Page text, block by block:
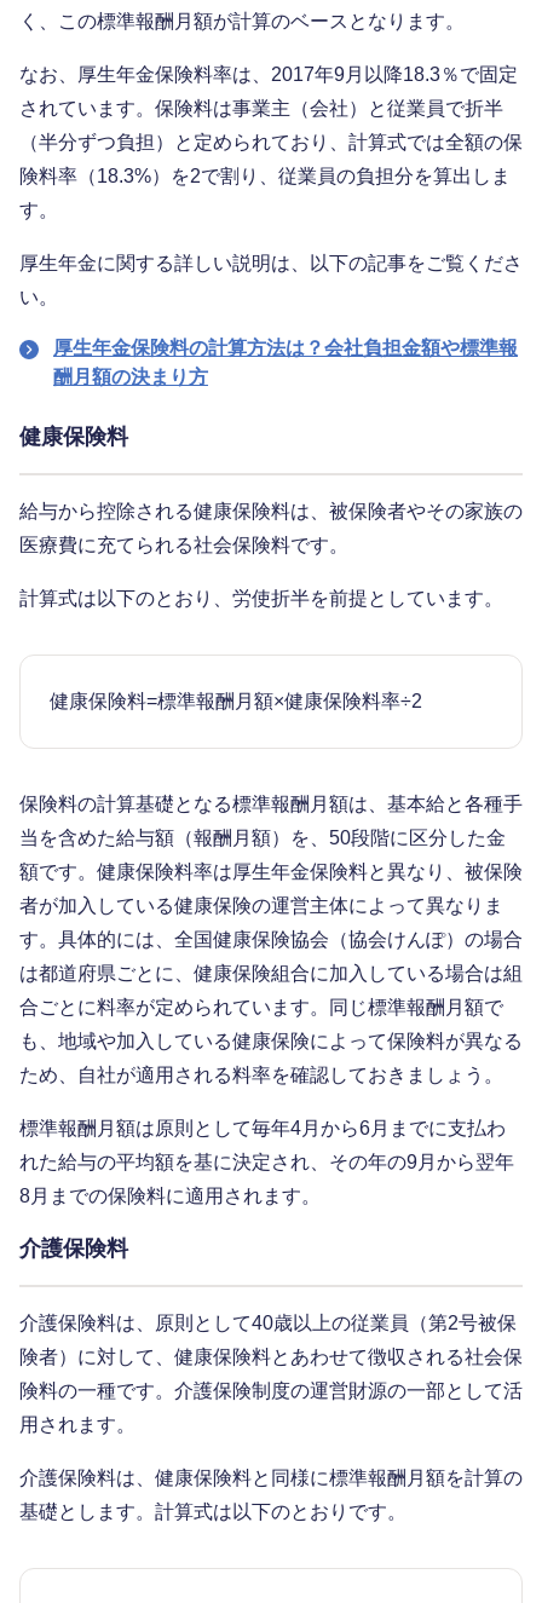
く、この標準報酬月額が計算のベースとなります。
なお、厚生年金保険料率は、2017年9月以降18.3％で固定
されています。保険料は事業主（会社）と従業員で折半
（半分ずつ負担）と定められており、計算式では全額の保
険料率（18.3%）を2で割り、従業員の負担分を算出しま
す。
厚生年金に関する詳しい説明は、以下の記事をご覧くださ
い。
厚生年金保険料の計算方法は？会社負担金額や標準報
酬月額の決まり方
健康保険料
給与から控除される健康保険料は、被保険者やその家族の
医療費に充てられる社会保険料です。
計算式は以下のとおり、労使折半を前提としています。
健康保険料=標準報酬月額×健康保険料率÷2
保険料の計算基礎となる標準報酬月額は、基本給と各種手
当を含めた給与額（報酬月額）を、50段階に区分した金
額です。健康保険料率は厚生年金保険料と異なり、被保険
者が加入している健康保険の運営主体によって異なりま
す。具体的には、全国健康保険協会（協会けんぽ）の場合
は都道府県ごとに、健康保険組合に加入している場合は組
合ごとに料率が定められています。同じ標準報酬月額で
も、地域や加入している健康保険によって保険料が異なる
ため、自社が適用される料率を確認しておきましょう。
標準報酬月額は原則として毎年4月から6月までに支払わ
れた給与の平均額を基に決定され、その年の9月から翌年
8月までの保険料に適用されます。
介護保険料
介護保険料は、原則として40歳以上の従業員（第2号被保
険者）に対して、健康保険料とあわせて徴収される社会保
険料の一種です。介護保険制度の運営財源の一部として活
用されます。
介護保険料は、健康保険料と同様に標準報酬月額を計算の
基礎とします。計算式は以下のとおりです。